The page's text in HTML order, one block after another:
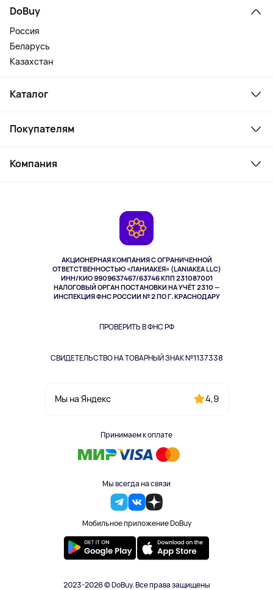
АКЦИОНЕРНАЯ КОМПАНИЯ С ОГРАНИЧЕННОЙ
ОТВЕТСТВЕННОСТЬЮ «ЛАНИАКЕЯ» (LANIAKEA LLC)
ИНН/КИО 9909637467/63746 КПП 231087001
НАЛОГОВЫЙ ОРГАН ПОСТАНОВКИ НА УЧЁТ 2310 —
ИНСПЕКЦИЯ ФНС РОССИИ № 2 ПО Г. КРАСНОДАРУ
ПРОВЕРИТЬ В ФНС РФ
СВИДЕТЕЛЬСТВО НА ТОВАРНЫЙ ЗНАК №1137338
Мы на Яндекс 4,9
Принимаем к оплате
Мы всегда на связи
Мобильное приложение DoBuy
DoBuy
Россия
Беларусь
Казахстан
Каталог
Ноутбуки, мониторы, VR
Косметика и уход
Здоровье питомцев
Одежда и аксессуары
Покупателям
Как заказать
Компания
2023-2026 © DoBuy. Все права защищены